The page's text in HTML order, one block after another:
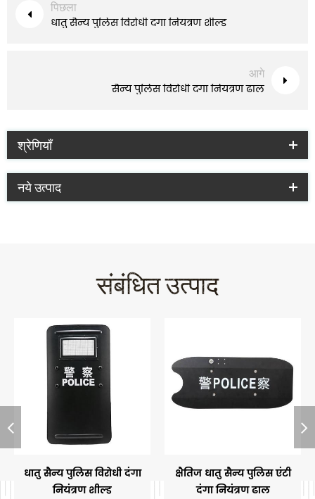
पिछला
धातु सैन्य पुलिस विरोधी दंगा नियंत्रण शील्ड
आगे
सैन्य पुलिस विरोधी दंगा नियंत्रण ढाल
श्रेणियाँ
नये उत्पाद
संबंधित उत्पाद
धातु सैन्य पुलिस विरोधी दंगा
नियंत्रण शील्ड
क्षैतिज धातु सैन्य पुलिस एंटी
दंगा नियंत्रण ढाल